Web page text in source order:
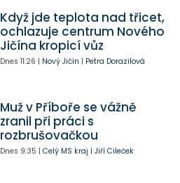
Když jde teplota nad třicet,
ochlazuje centrum Nového
Jičína kropicí vůz
Dnes 11:26 | Nový Jičín | Petra Dorazilová
Muž v Příboře se vážně
zranil při práci s
rozbrušovačkou
Dnes 9:35 | Celý MS kraj | Jiří Cileček